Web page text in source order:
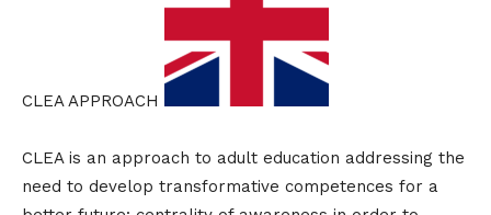
CLEA APPROACH
CLEA is an approach to adult education addressing the
need to develop transformative competences for a